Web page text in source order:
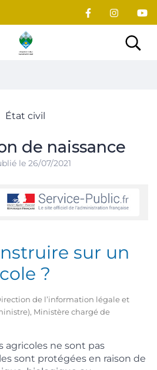
Site officiel du village
État civil
de naissance
le 26/07/2021
sur un
?
de l’information légale et
Ministère chargé de
agricoles ne sont pas
sont protégées en raison de